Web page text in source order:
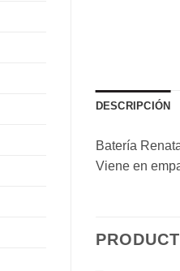
DESCRIPCIÓN
Batería
Viene en